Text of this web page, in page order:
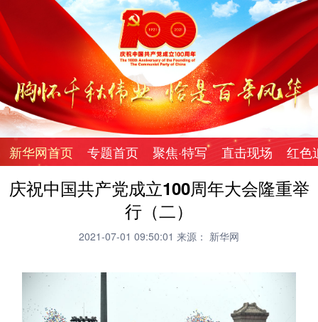
新华网首页 专题首页 聚焦·特写 直击现场 红色
庆祝中国共产党成立100周年大会隆重举
行（二）
2021-07-01 09:50:01 来源： 新华网